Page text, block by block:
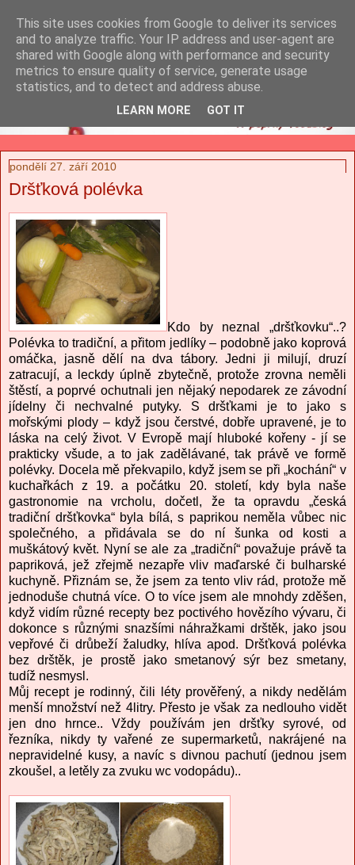
pondělí 27. září 2010
Dršťková polévka
Kdo by neznal „dršťkovku“..?
Polévka to tradiční, a přitom jedlíky – podobně jako koprová
omáčka, jasně dělí na dva tábory. Jedni ji milují, druzí
zatracují, a leckdy úplně zbytečně, protože zrovna neměli
štěstí, a poprvé ochutnali jen nějaký nepodarek ze závodní
jídelny či nechvalné putyky. S dršťkami je to jako s
mořskými plody – když jsou čerstvé, dobře upravené, je to
láska na celý život. V Evropě mají hluboké kořeny - jí se
prakticky všude, a to jak zadělávané, tak právě ve formě
polévky. Docela mě překvapilo, když jsem se při „kochání“ v
kuchařkách z 19. a počátku 20. století, kdy byla naše
gastronomie na vrcholu, dočetl, že ta opravdu „česká
tradiční dršťkovka“ byla bílá, s paprikou neměla vůbec nic
společného, a přidávala se do ní šunka od kosti a
muškátový květ. Nyní se ale za „tradiční“ považuje právě ta
papriková, jež zřejmě nezapře vliv maďarské či bulharské
kuchyně. Přiznám se, že jsem za tento vliv rád, protože mě
jednoduše chutná více. O to více jsem ale mnohdy zděšen,
když vidím různé recepty bez poctivého hovězího vývaru, či
dokonce s různými snazšími náhražkami drštěk, jako jsou
vepřové či drůbeží žaludky, hlíva apod. Dršťková polévka
bez drštěk, je prostě jako smetanový sýr bez smetany,
tudíž nesmysl.
Můj recept je rodinný, čili léty prověřený, a nikdy nedělám
menší množství než 4litry. Přesto je však za nedlouho vidět
jen dno hrnce.. Vždy používám jen dršťky syrové, od
řezníka, nikdy ty vařené ze supermarketů, nakrájené na
nepravidelné kusy, a navíc s divnou pachutí (jednou jsem
zkoušel, a letěly za zvuku wc vodopádu)..
This site uses cookies from Google to deliver its services
and to analyze traffic. Your IP address and user-agent are
shared with Google along with performance and security
metrics to ensure quality of service, generate usage
statistics, and to detect and address abuse.
LEARN MORE GOT IT